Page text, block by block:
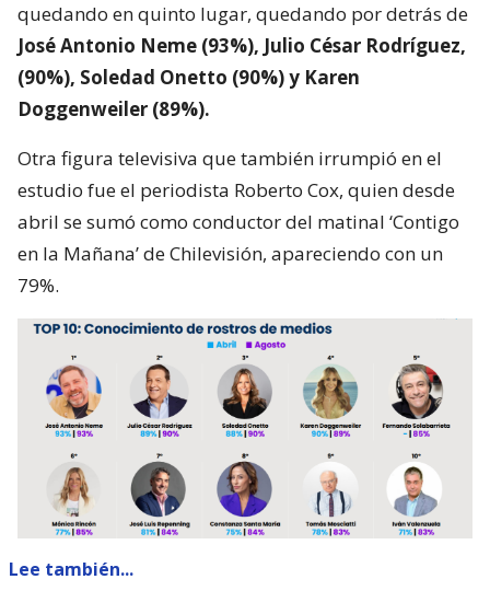
quedando en quinto lugar, quedando por detrás de
José Antonio Neme (93%), Julio César Rodríguez,
(90%), Soledad Onetto (90%) y Karen
Doggenweiler (89%).
Otra figura televisiva que también irrumpió en el
estudio fue el periodista Roberto Cox, quien desde
abril se sumó como conductor del matinal ‘Contigo
en la Mañana’ de Chilevisión, apareciendo con un
79%.
Lee también...